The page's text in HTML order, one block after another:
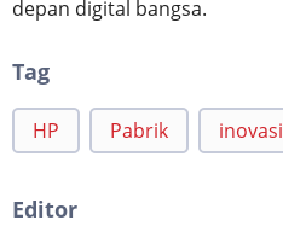
depan digital bangsa.
Tag
HP Pabrik inovasi
Editor